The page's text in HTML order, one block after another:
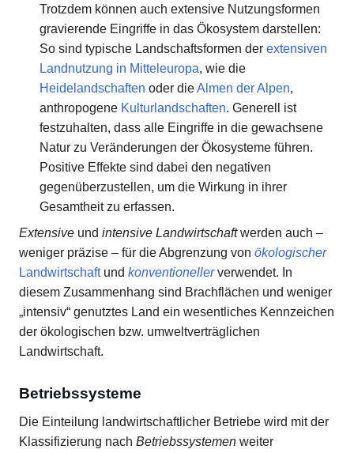
Trotzdem können auch extensive Nutzungsformen
gravierende Eingriffe in das Ökosystem darstellen:
So sind typische Landschaftsformen der extensiven
Landnutzung in Mitteleuropa, wie die
Heidelandschaften oder dieAlmen der Alpen,
anthropogene Kulturlandschaften. Generell ist
festzuhalten, dass alle Eingriffe in die gewachsene
Natur zu Veränderungen der Ökosysteme führen.
Positive Effekte sind dabei den negativen
gegenüberzustellen, um die Wirkung in ihrer
Gesamtheit zu erfassen.
Extensive und intensive Landwirtschaftwerden auch –
weniger präzise – für die Abgrenzung von ökologischer
Landwirtschaftund konventionellerverwendet. In
diesem Zusammenhang sind Brachflächen und weniger
„intensiv“ genutztes Land ein wesentliches Kennzeichen
der ökologischen bzw. umweltverträglichen
Landwirtschaft.
Betriebssysteme
Die Einteilung landwirtschaftlicher Betriebe wird mit der
Klassifizierung nach Betriebssystemen weiter